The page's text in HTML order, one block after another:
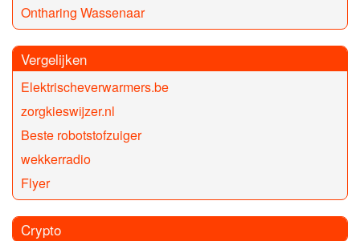
Ontharing Wassenaar
Vergelijken
Elektrischeverwarmers.be
zorgkieswijzer.nl
Beste robotstofzuiger
wekkerradio
Flyer
Crypto